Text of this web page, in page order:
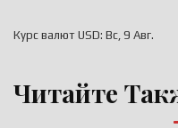
Курс валют USD: Вс, 9 Авг.
Читайте